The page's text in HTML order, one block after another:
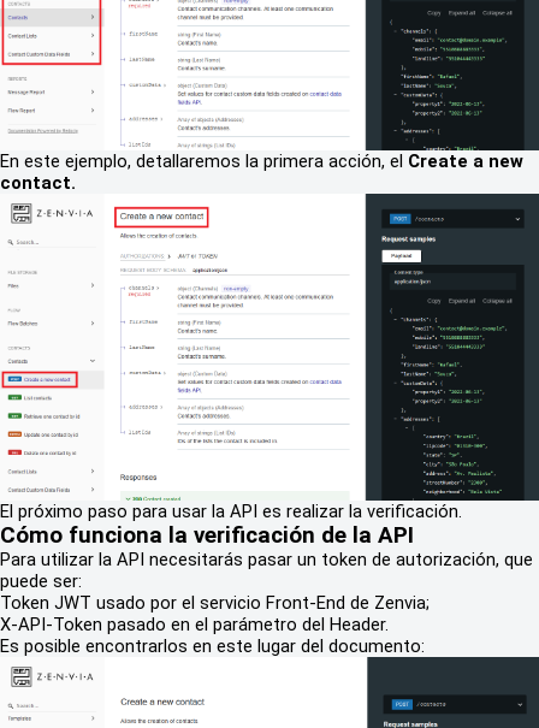
En este ejemplo, detallaremos la primera acción, el Create a new
contact.
El próximo paso para usar la API es realizar la verificación.
Cómo funciona la verificación de la API
Para utilizar la API necesitarás pasar un token de autorización, que
puede ser:
Token JWT usado por el servicio Front-End de Zenvia;
X-API-Token pasado en el parámetro del Header.
Es posible encontrarlos en este lugar del documento: